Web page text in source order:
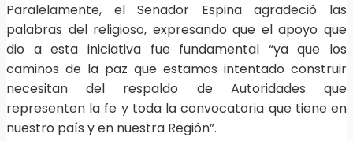
Paralelamente, el Senador Espina agradeció las
palabras del religioso, expresando que el apoyo que
dio a esta iniciativa fue fundamental “ya que los
caminos de la paz que estamos intentado construir
necesitan del respaldo de Autoridades que
representen la fe y toda la convocatoria que tiene en
nuestro país y en nuestra Región”.